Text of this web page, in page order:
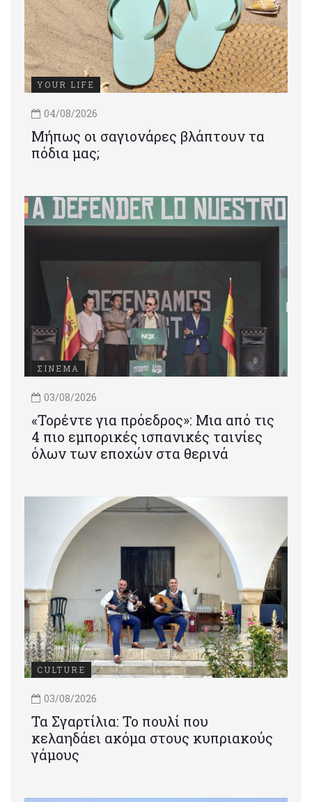
YOUR LIFE
04/08/2026
Μήπως οι σαγιονάρες βλάπτουν τα
πόδια μας;
ΣΙΝΕΜΑ
03/08/2026
«Τορέντε για πρόεδρος»: Mια από τις
4 πιο εμπορικές ισπανικές ταινίες
όλων των εποχών στα θερινά
CULTURE
03/08/2026
Τα Σγαρτίλια: Το πουλί που
κελαηδάει ακόμα στους κυπριακούς
γάμους